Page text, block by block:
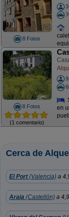
8 Fotos
8 Fotos
(1 comentario)
en
Cerca de
El Port(Valencia) a
Araia (Castellón) a